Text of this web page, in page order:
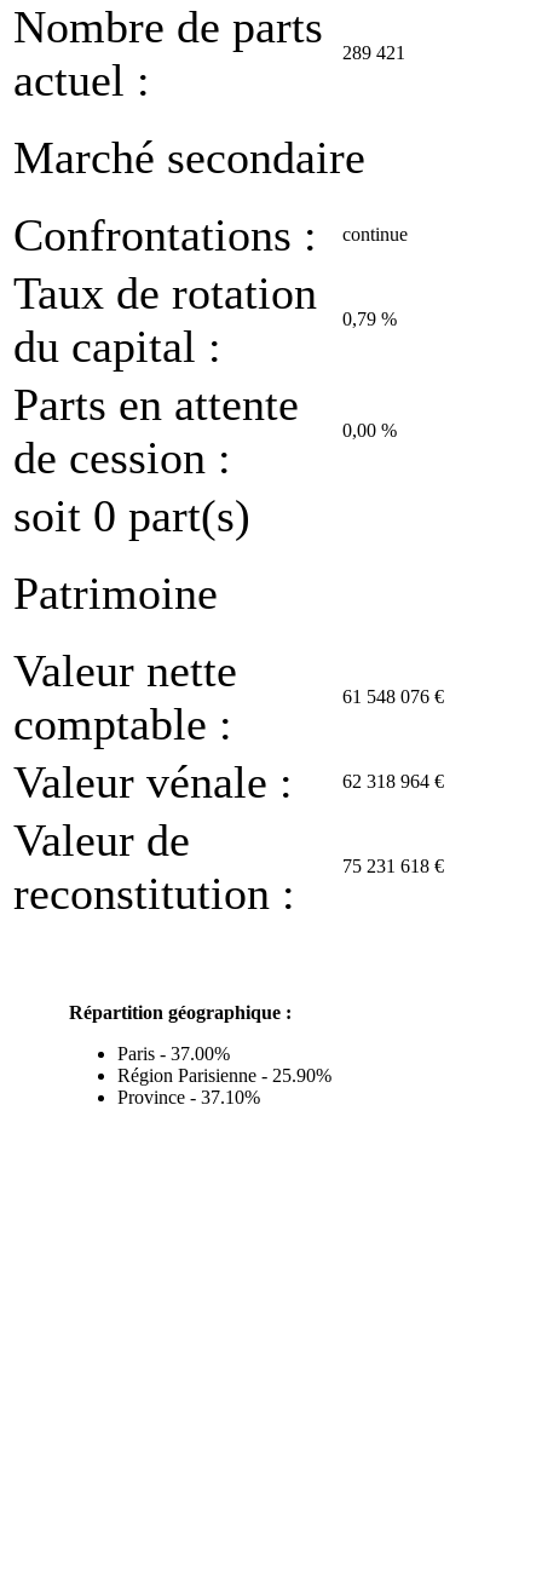
Nombre de parts
actuel :
289 421
Marché secondaire
Confrontations :
continue
Taux de rotation
du capital :
0,79 %
Parts en attente
de cession :
0,00 %
soit 0 part(s)
Patrimoine
Valeur nette
comptable :
61 548 076 €
Valeur vénale : 62 318 964 €
Valeur de
reconstitution :
75 231 618 €
Répartition géographique :
Paris - 37.00%
Région Parisienne - 25.90%
Province - 37.10%